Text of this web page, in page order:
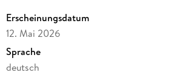
Erscheinungsdatum
12. Mai 2026
Sprache
deutsch